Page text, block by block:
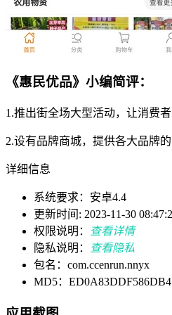
《惠民优品》小编简评：
1.推出街全场大型活动，让消费
2.设有品牌商城，提供各大品牌
详细信息
系统要求：安卓4.4
更新时间: 2023-11-30
权限说明：
查看详情
隐私说明：
查看隐私
包名：com.ccenrun.nnyx
MD5：